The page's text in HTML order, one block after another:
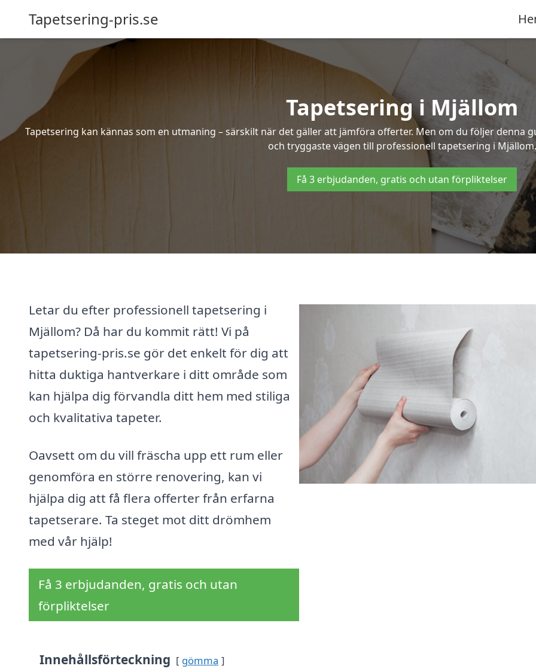
Tapetsering-pris.se
Tapetsering i Mjällom
Tapetsering kan kännas som en utmaning – särskilt när det gäller att jämföra offerter. Men om du följer denna
och tryggaste vägen till professionell tapetsering i Mjällom.
Få 3 erbjudanden, gratis och utan förpliktelser
Letar du efter professionell tapetsering i
Mjällom? Då har du kommit rätt! Vi på
tapetsering-pris.se gör det enkelt för dig att
hitta duktiga hantverkare i ditt område som
kan hjälpa dig förvandla ditt hem med stiliga
och kvalitativa tapeter.
Oavsett om du vill fräscha upp ett rum eller
genomföra en större renovering, kan vi
hjälpa dig att få flera offerter från erfarna
tapetserare. Ta steget mot ditt drömhem
med vår hjälp!
Få 3 erbjudanden, gratis och utan
förpliktelser
Innehållsförteckning gömma